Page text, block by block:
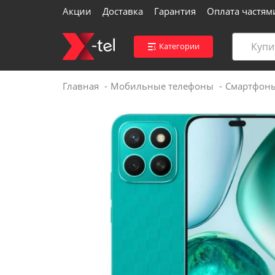
Акции Доставка Гарантия Оплата
Категории
Главная Мобильные телефоны
Контакты магазинов